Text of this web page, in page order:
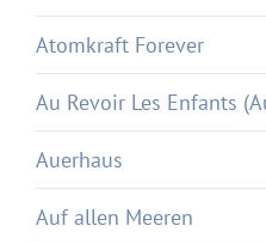
Atomkraft Forever
Au Revoir Les Enfants
Auerhaus
Auf allen Meeren